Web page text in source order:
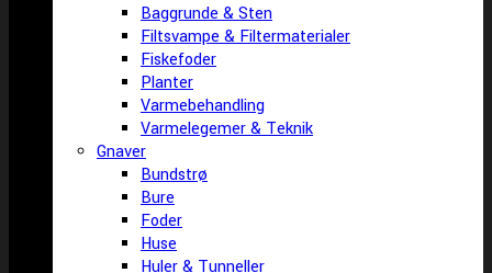
Baggrunde & Sten
Filtsvampe & Filtermaterialer
Fiskefoder
Planter
Varmebehandling
Varmelegemer & Teknik
Gnaver
Bundstrø
Bure
Foder
Huse
Huler & Tunneller